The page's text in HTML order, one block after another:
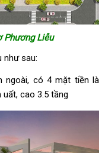
Phương Liễu
như sau:
ngoài, có 4 mặt tiền là
cao 3.5 tầng